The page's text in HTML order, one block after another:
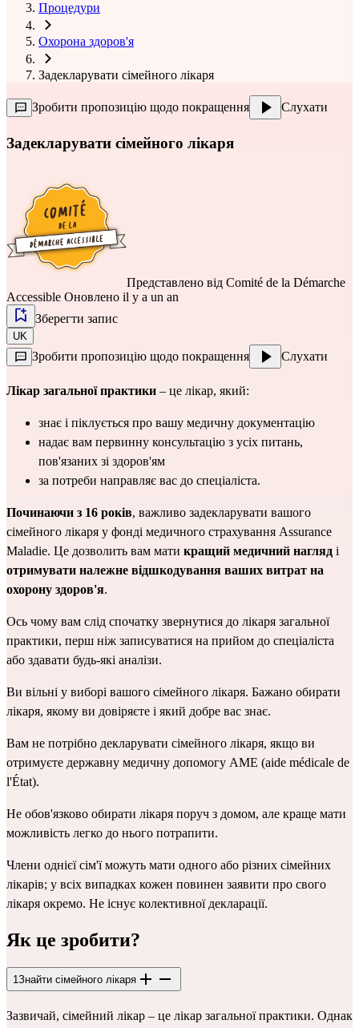
Процедури
Охорона здоров'я
Задекларувати сімейного лікаря
Зробити пропозицію щодо покращення Слухати
Задекларувати сімейного лікаря
Представлено від Comité de la Démarche
Accessible Оновлено il y a un an
Зберегти запис
UK
Зробити пропозицію щодо покращення Слухати
Лікар загальної практики – це лікар, який:
знає і піклується про вашу медичну документацію
надає вам первинну консультацію з усіх питань,
пов'язаних зі здоров'ям
за потреби направляє вас до спеціаліста.
Починаючи з 16 років, важливо задекларувати вашого
сімейного лікаря у фонді медичного страхування Assurance
Maladie. Це дозволить вам мати кращий медичний нагляд
отримувати належне відшкодування ваших витрат на
охорону здоров'я.
Ось чому вам слід спочатку звернутися до лікаря загальної
практики, перш ніж записуватися на прийом до спеціаліста
або здавати будь-які аналізи.
Ви вільні у виборі вашого сімейного лікаря. Бажано обирати
лікаря, якому ви довіряєте і який добре вас знає.
Вам не потрібно декларувати сімейного лікаря, якщо ви
отримуєте державну медичну допомогу AME (aide médicale de
l'État).
Не обов'язково обирати лікаря поруч з домом, але краще мати
можливість легко до нього потрапити.
Члени однієї сім'ї можуть мати одного або різних сімейних
лікарів; у всіх випадках кожен повинен заявити про свого
лікаря окремо. Не існує колективної декларації.
Як це зробити?
1Знайти сімейного лікаря
Зазвичай, сімейний лікар – це лікар загальної практики. Однак